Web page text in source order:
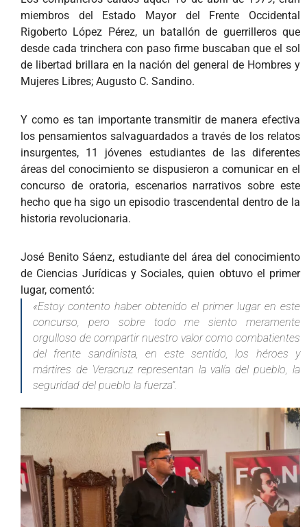
miembros del Estado Mayor del Frente Occidental
Rigoberto López Pérez, un batallón de guerrilleros que
desde cada trinchera con paso firme buscaban que el sol
de libertad brillara en la nación del general de Hombres y
Mujeres Libres; Augusto C. Sandino.
Y como es tan importante transmitir de manera efectiva
los pensamientos salvaguardados a través de los relatos
insurgentes, 11 jóvenes estudiantes de las diferentes
áreas del conocimiento se dispusieron a comunicar en el
concurso de oratoria, escenarios narrativos sobre este
hecho que ha sigo un episodio trascendental dentro de la
historia revolucionaria.
José Benito Sáenz, estudiante del área del conocimiento
de Ciencias Jurídicas y Sociales, quien obtuvo el primer
lugar, comentó:
«Estoy contento haber obtenido el primer lugar en este
concurso, pero sobre todo me siento meramente
orgulloso de compartir nuestro valor como combatientes
del frente sandinista, en este sentido, los héroes y
mártires de Veracruz representan la valía del pueblo, la
seguridad del pueblo la fuerza”.